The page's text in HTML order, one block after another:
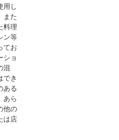
用し
また
料理
ン等
てお
ショ
混
でき
ある
あら
他の
は店